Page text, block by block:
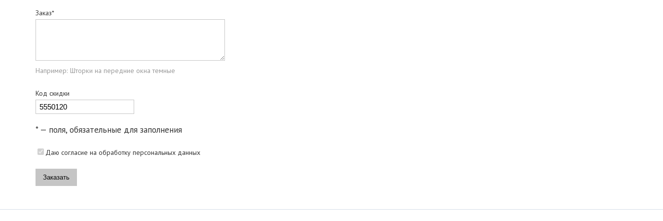
Заказ*
Например: Шторки на передние окна темные
Код скидки
* — поля, обязательные для заполнения
Даю согласие на обработку персональных данных